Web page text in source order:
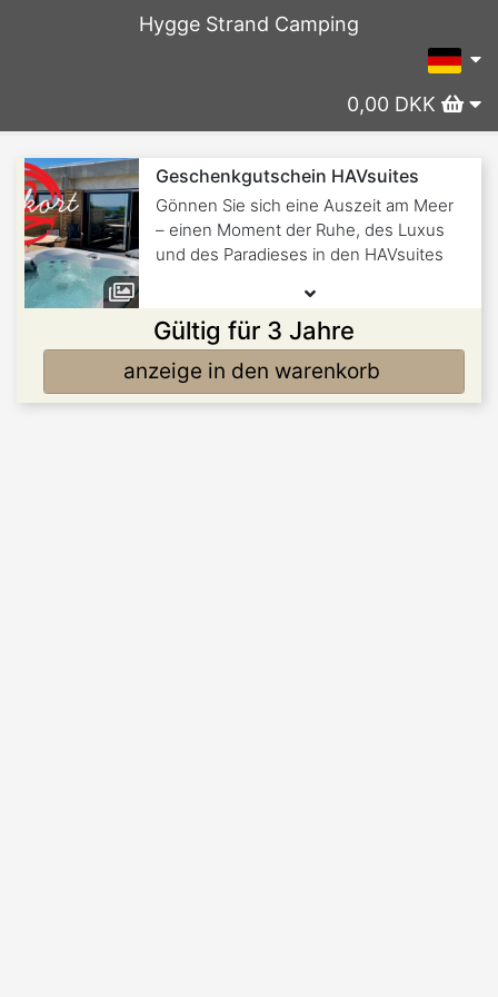
Hygge Strand Camping
0,00 DKK
Geschenkgutschein HAVsuites
Gönnen Sie sich eine Auszeit am Meer
– einen Moment der Ruhe, des Luxus
und des Paradieses in den HAVsuites
Gültig für 3 Jahre
anzeige in den warenkorb